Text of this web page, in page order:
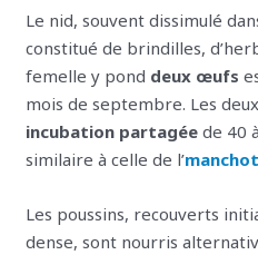
Le nid, souvent dissimulé
constitué de brindilles,
femelle y pond deux œufs
mois de septembre. Les
incubation partagée de 40
similaire à celle de l’
Les poussins, recouverts
dense, sont nourris